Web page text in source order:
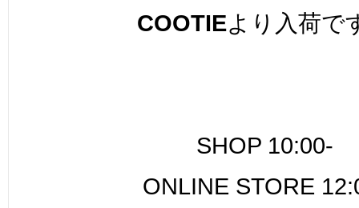
COOTIEより入荷で
SHOP 10:00-
ONLINE STORE